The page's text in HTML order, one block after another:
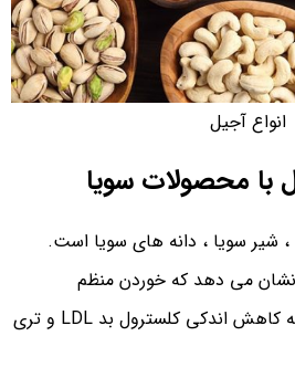
انواع آجیل
شیر سویا ، دانه های سویا است.
نشان می دهد که خوردن منظم
محصولات سویا می تواند به کاهش اندکی کلسترول بد LDL و تری